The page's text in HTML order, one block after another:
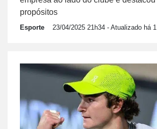
propósitos
Esporte 23/04/2025 21h34 - Atualizado há